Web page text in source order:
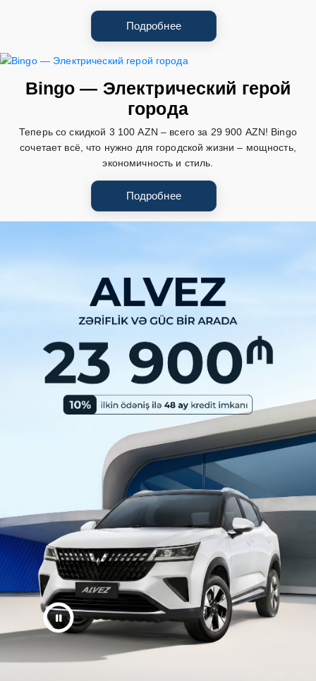
Подробнее
Bingo — Электрический герой
города
Теперь со скидкой 3 100 AZN – всего за 29 900 AZN! Bingo
сочетает всё, что нужно для городской жизни – мощность,
экономичность и стиль.
Подробнее